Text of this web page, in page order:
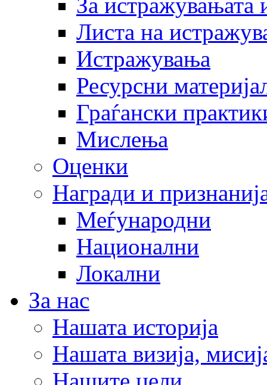
Листа на
Истражувања
Ресурсни
Граѓански
Мислења
Оценки
Награди и
Меѓународни
Национални
Локални
За нас
Нашата историја
Нашата визија,